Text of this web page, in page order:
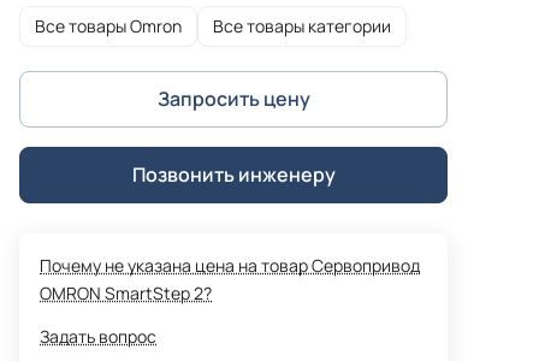
Все товары Omron Все товары категории
Запросить цену
Позвонить инженеру
Почему не указана цена на товар Сервопривод
OMRON SmartStep 2?
Задать вопрос